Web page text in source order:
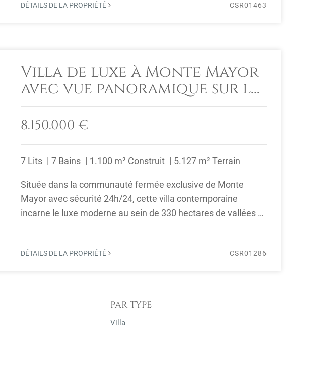
DÉTAILS DE LA PROPRIÉTÉ CSR01463
Villa de luxe à Monte Mayor
avec vue panoramique sur la
mer
8.150.000 €
7 Lits 7 Bains 1.100 m² Construit 5.127 m² Terrain
Située dans la communauté fermée exclusive de Monte
Mayor avec sécurité 24h/24, cette villa contemporaine
incarne le luxe moderne au sein de 330 hectares de vallées et
DÉTAILS DE LA PROPRIÉTÉ CSR01286
PAR TYPE
Villa